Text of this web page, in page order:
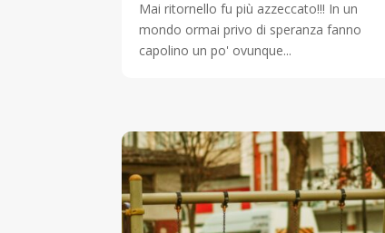
Mai ritornello fu più azzeccato!!! In un
mondo ormai privo di speranza fanno
capolino un po' ovunque...